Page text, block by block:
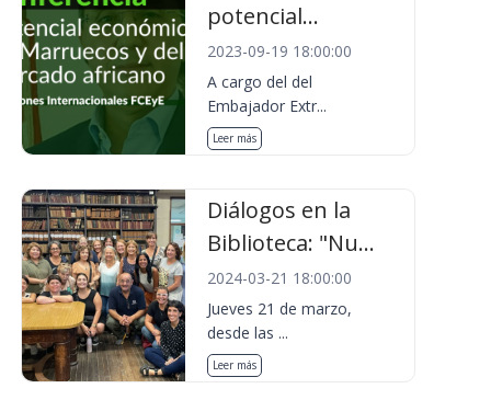
potencial...
2023-09-19 18:00:00
A cargo del del
Embajador Extr...
Leer más
Diálogos en la
Biblioteca: "Nu...
2024-03-21 18:00:00
Jueves 21 de marzo,
desde las ...
Leer más